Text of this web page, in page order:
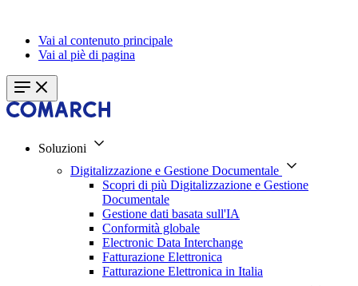
Vai al contenuto principale
Vai al piè di pagina
Soluzioni
Digitalizzazione e Gestione Documentale
Scopri di più Digitalizzazione e Gestione
Documentale
Gestione dati basata sull'IA
Conformità globale
Electronic Data Interchange
Fatturazione Elettronica
Fatturazione Elettronica in Italia